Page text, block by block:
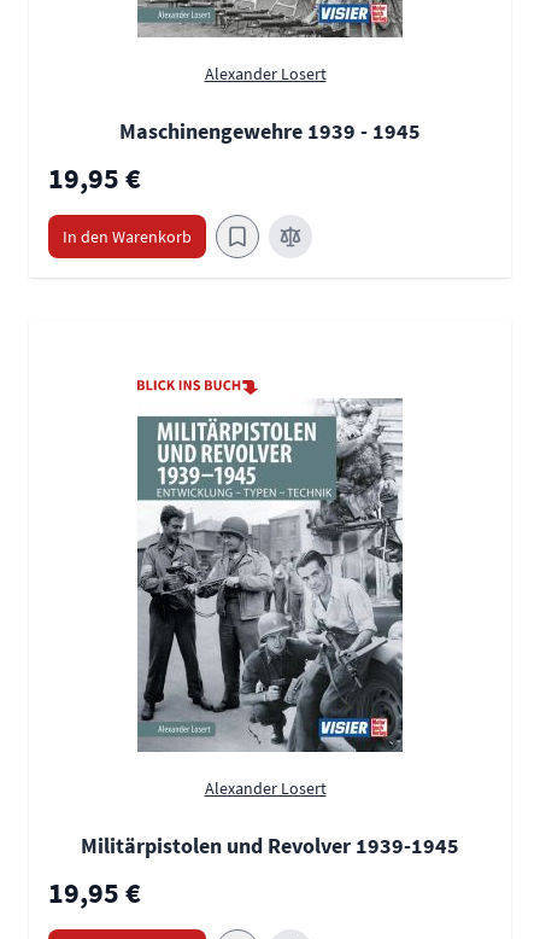
Alexander Losert
Maschinengewehre 1939 - 1945
19,95 €
In den Warenkorb
Alexander Losert
Militärpistolen und Revolver 1939-1945
19,95 €